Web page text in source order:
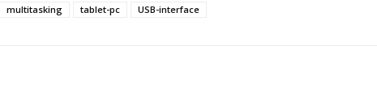
multitasking tablet-pc USB-interface